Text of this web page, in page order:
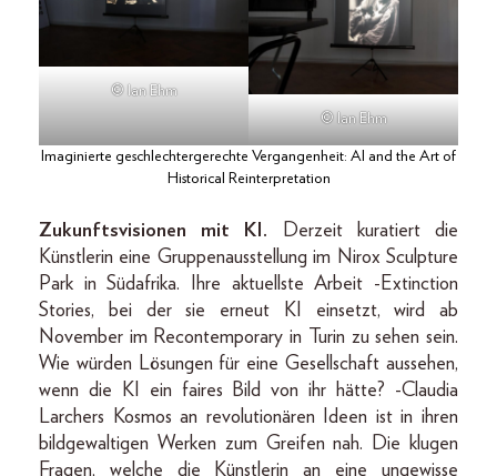
© Ian Ehm
© Ian Ehm
Imaginierte geschlechtergerechte Vergangenheit: AI and the Art of
Historical Reinterpretation
Zukunftsvisionen mit KI. Derzeit kuratiert die
Künstlerin eine Gruppenausstellung im Nirox Sculpture
Park in Südafrika. Ihre aktuellste Arbeit -Extinction
Stories, bei der sie erneut KI einsetzt, wird ab
November im Recontemporary in Turin zu sehen sein.
Wie würden Lösungen für eine Gesellschaft aussehen,
wenn die KI ein faires Bild von ihr hätte? -Claudia
Larchers Kosmos an revolutionären Ideen ist in ihren
bildgewaltigen Werken zum Greifen nah. Die klugen
Fragen, welche die Künstlerin an eine ungewisse